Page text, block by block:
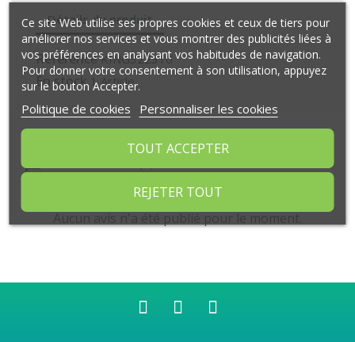
Détails du produit
Référence KING322310
En stock 1 Article
Ce site Web utilise ses propres cookies et ceux de tiers pour
améliorer nos services et vous montrer des publicités liées à
vos préférences en analysant vos habitudes de navigation.
Pour donner votre consentement à son utilisation, appuyez
sur le bouton Accepter.
Politique de cookies Personnaliser les cookies
REJETER TOUT
TOUT ACCEPTER